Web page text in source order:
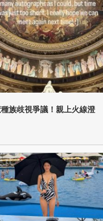
族歧視爭議！親上火線澄